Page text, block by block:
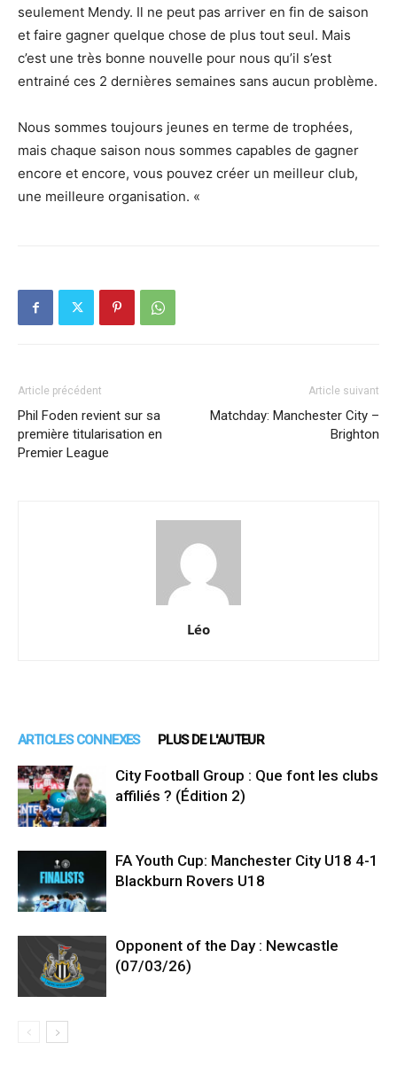
seulement Mendy. Il ne peut pas arriver en fin de saison
et faire gagner quelque chose de plus tout seul. Mais
c’est une très bonne nouvelle pour nous qu’il s’est
entrainé ces 2 dernières semaines sans aucun problème.
Nous sommes toujours jeunes en terme de trophées,
mais chaque saison nous sommes capables de gagner
encore et encore, vous pouvez créer un meilleur club,
une meilleure organisation. «
Article précédent
Phil Foden revient sur sa
première titularisation en
Premier League
Article suivant
Matchday: Manchester City –
Brighton
Léo
ARTICLES CONNEXES PLUS DE L'AUTEUR
City Football Group : Que font les clubs
affiliés ? (Édition 2)
FA Youth Cup: Manchester City U18 4-1
Blackburn Rovers U18
Opponent of the Day : Newcastle
(07/03/26)